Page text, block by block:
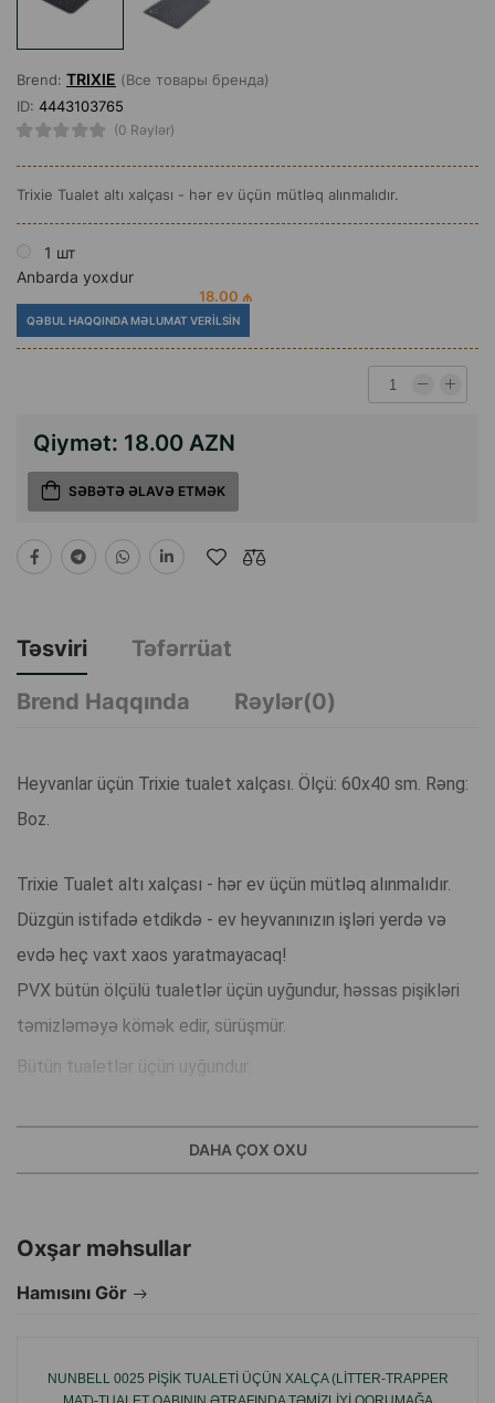
Brend: TRIXIE (Все товары бренда)
ID: 4443103765
(0 Rəylər)
Trixie Tualet altı xalçası - hər ev üçün mütləq alınmalıdır.
1 шт
Anbarda yoxdur
18.00 ₼
QƏBUL HAQQINDA MƏLUMAT VERILSIN
Qiymət: 18.00 AZN
SƏBƏTƏ ƏLAVƏ ETMƏK
Təsviri
Təfərrüat
Brend Haqqında
Rəylər(0)
Heyvanlar üçün Trixie tualet xalçası. Ölçü: 60x40 sm. Rəng:
Boz.
Trixie Tualet altı xalçası - hər ev üçün mütləq alınmalıdır.
Düzgün istifadə etdikdə - ev heyvanınızın işləri yerdə və
evdə heç vaxt xaos yaratmayacaq!
PVX bütün ölçülü tualetlər üçün uyğundur, həssas pişikləri
təmizləməyə kömək edir, sürüşmür.
Bütün tualetlər üçün uyğundur.
Həssas pişikləri üçün tövsiyə olunur.
Qeydiyyatdan keçmiş dizayn.
DAHA ÇOX OXU
Oxşar məhsullar
Hamısını Gör
NUNBELL 0025 PIŞIK TUALETI ÜÇÜN XALÇA (LITTER-TRAPPER